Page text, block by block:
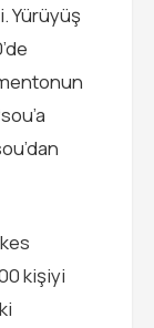
Yürüyüş
kişiyi